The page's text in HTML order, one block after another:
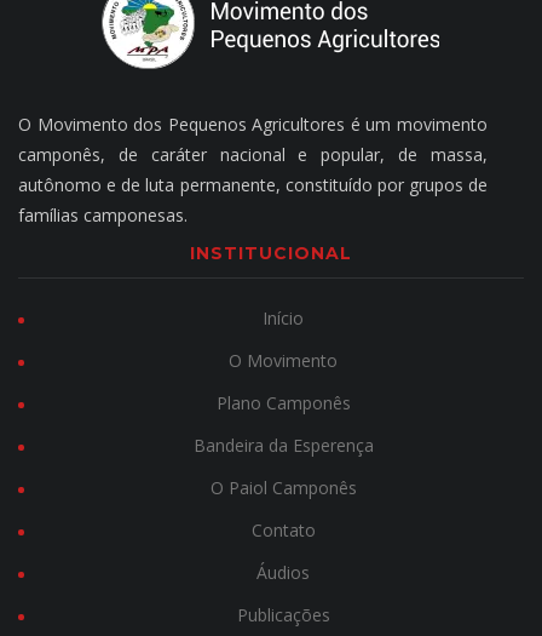
O Movimento dos Pequenos Agricultores é um movimento
camponês, de caráter nacional e popular, de massa,
autônomo e de luta permanente, constituído por grupos de
famílias camponesas.
INSTITUCIONAL
Início
O Movimento
Plano Camponês
Bandeira da Esperença
O Paiol Camponês
Contato
Áudios
Publicações